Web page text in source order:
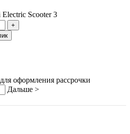
Scooter 3
оформления рассрочки
Дальше >